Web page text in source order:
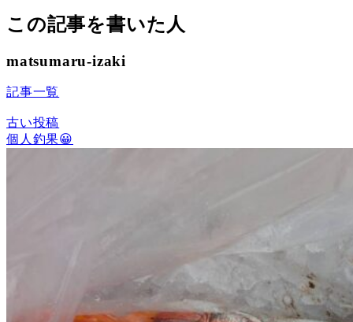
ー
この記事を書いた人
matsumaru-izaki
記事一覧
古い投稿
個人釣果😀